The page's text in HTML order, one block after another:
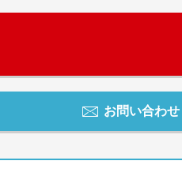
お問い合わ